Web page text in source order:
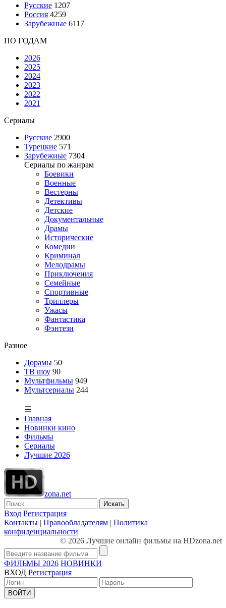
Русские 1207
Россия 4259
Зарубежные 6117
ПО ГОДАМ
2026
2025
2024
2023
2022
2021
Сериалы
Русские 2900
Турецкие 571
Зарубежные 7304
Сериалы по жанрам
Боевики
Военные
Вестерны
Детективы
Детские
Документальные
Драмы
Исторические
Комедии
Криминал
Мелодрамы
Приключения
Семейные
Спортивные
Триллеры
Ужасы
Фантастика
Фэнтези
Разное
Дорамы 50
ТВ шоу 90
Мультфильмы 949
Мультсериалы 244
☰
Главная
Новинки кино
Фильмы
Сериалы
Лучшие 2026
zona.net
Искать
Вход Регистрация
Контакты | Правообладателям | Политика
конфиденциальности
© 2026 Лучшие онлайн фильмы на HDzona.net
ФИЛЬМЫ 2026 НОВИНКИ
ВХОД Регистрация